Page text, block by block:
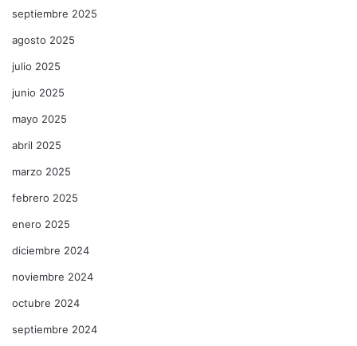
septiembre 2025
agosto 2025
julio 2025
junio 2025
mayo 2025
abril 2025
marzo 2025
febrero 2025
enero 2025
diciembre 2024
noviembre 2024
octubre 2024
septiembre 2024